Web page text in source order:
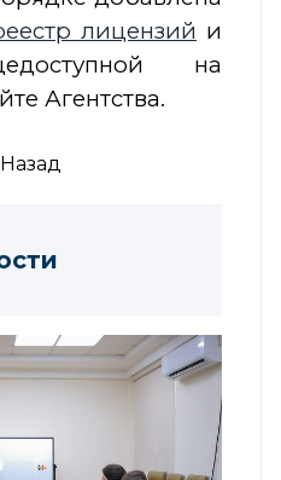
лицензий и
на
Агентства.
Назад